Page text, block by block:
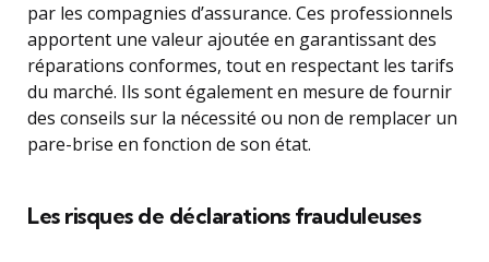
par les compagnies d’assurance. Ces professionnels
apportent une valeur ajoutée en garantissant des
réparations conformes, tout en respectant les tarifs
du marché. Ils sont également en mesure de fournir
des conseils sur la nécessité ou non de remplacer un
pare-brise en fonction de son état.
Les risques de déclarations frauduleuses